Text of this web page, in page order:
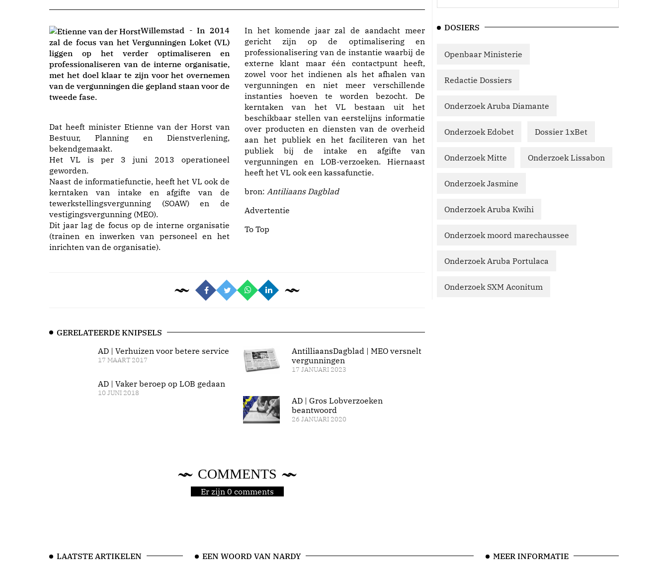
Willemstad - In 2014
zal de focus van het Vergunningen Loket (VL)
liggen op het verder optimaliseren en
professionaliseren van de interne organisatie,
met het doel klaar te zijn voor het overnemen
van de vergunningen die gepland staan voor de
tweede fase.
Dat heeft minister Etienne van der Horst van
Bestuur, Planning en Dienstverlening,
bekendgemaakt.
Het VL is per 3 juni 2013 operationeel
geworden.
Naast de informatiefunctie, heeft het VL ook de
kerntaken van intake en afgifte van de
tewerkstellingsvergunning (SOAW) en de
vestigingsvergunning (MEO).
Dit jaar lag de focus op de interne organisatie
(trainen en inwerken van personeel en het
inrichten van de organisatie).
In het komende jaar zal de aandacht meer
gericht zijn op de optimalisering en
professionalisering van de instantie waarbij de
externe klant maar één contactpunt heeft,
zowel voor het indienen als het afhalen van
vergunningen en niet meer verschillende
instanties hoeven te worden bezocht. De
kerntaken van het VL bestaan uit het
beschikbaar stellen van eerstelijns informatie
over producten en diensten van de overheid
aan het publiek en het faciliteren van het
publiek bij de intake en afgifte van
vergunningen en LOB-verzoeken. Hiernaast
heeft het VL ook een kassafunctie.
bron: Antiliaans Dagblad
Advertentie
To Top
GERELATEERDE KNIPSELS
AD | Verhuizen voor betere service
17 MAART 2017
AD | Vaker beroep op LOB gedaan
10 JUNI 2018
AntilliaansDagblad | MEO versnelt
vergunningen
17 JANUARI 2023
AD | Gros Lobverzoeken
beantwoord
26 JANUARI 2020
COMMENTS
Er zijn 0 comments
DOSIERS
Openbaar Ministerie
Redactie Dossiers
Onderzoek Aruba Diamante
Onderzoek Edobet Dossier 1xBet
Onderzoek Mitte Onderzoek Lissabon
Onderzoek Jasmine
Onderzoek Aruba Kwihi
Onderzoek moord marechaussee
Onderzoek Aruba Portulaca
Onderzoek SXM Aconitum
LAATSTE ARTIKELEN
EEN WOORD VAN NARDY
MEER INFORMATIE